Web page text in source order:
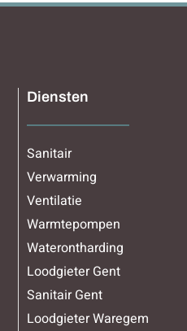
Diensten
Sanitair
Verwarming
Ventilatie
Warmtepompen
Waterontharding
Loodgieter Gent
Sanitair Gent
Loodgieter Waregem